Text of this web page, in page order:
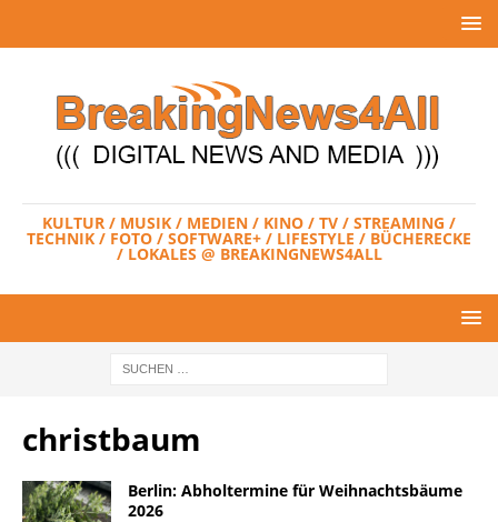
KULTUR / MUSIK / MEDIEN / KINO / TV / STREAMING /
TECHNIK / FOTO / SOFTWARE+ / LIFESTYLE / BÜCHERECKE
/ LOKALES @ BREAKINGNEWS4ALL
christbaum
Berlin: Abholtermine für Weihnachtsbäume
2026